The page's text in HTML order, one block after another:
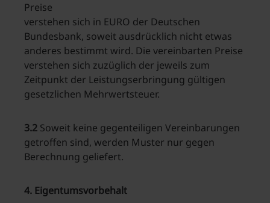
Preise
verstehen sich in EURO der Deutschen
Bundesbank, soweit ausdrücklich nicht etwas
anderes bestimmt wird. Die vereinbarten Preise
verstehen sich zuzüglich der jeweils zum
Zeitpunkt der Leistungserbringung gültigen
gesetzlichen Mehrwertsteuer.
3.2 Soweit keine gegenteiligen Vereinbarungen
getroffen sind, werden Muster nur gegen
Berechnung geliefert.
4. Eigentumsvorbehalt